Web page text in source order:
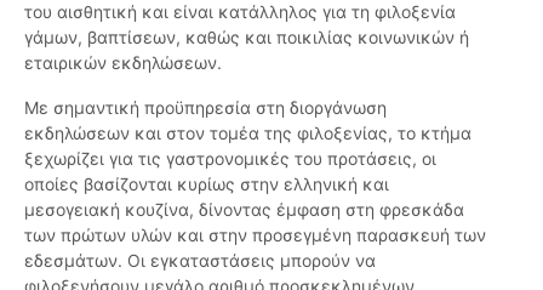
του αισθητική και είναι κατάλληλος για τη φιλοξενία
γάμων, βαπτίσεων, καθώς και ποικιλίας κοινωνικών ή
εταιρικών εκδηλώσεων.
Με σημαντική προϋπηρεσία στη διοργάνωση
εκδηλώσεων και στον τομέα της φιλοξενίας, το κτήμα
ξεχωρίζει για τις γαστρονομικές του προτάσεις, οι
οποίες βασίζονται κυρίως στην ελληνική και
μεσογειακή κουζίνα, δίνοντας έμφαση στη φρεσκάδα
των πρώτων υλών και στην προσεγμένη παρασκευή των
εδεσμάτων. Οι εγκαταστάσεις μπορούν να
φιλοξενήσουν μεγάλο αριθμό προσκεκλημένων,